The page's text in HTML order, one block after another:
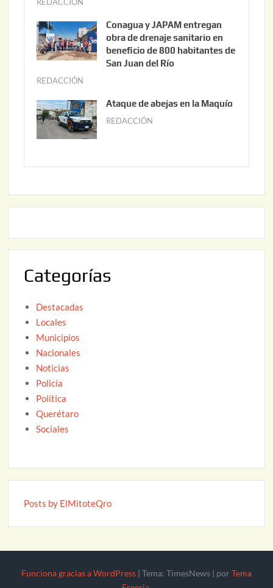
,
2
0
n
i
o
,
2
0
6
Conagua y JAPAM entregan
obra de drenaje sanitario en
beneficio de 800 habitantes de
San Juan del Río
REDACCIÓN
n
i
o
Ataque de abejas en la Maquío
REDACCIÓN
o
2
Categorías
Destacadas
Locales
Municipios
Nacionales
Noticias
Policía
Política
Querétaro
Sociales
Posts by ElMitoteQro
Funciona gracias a WordPress | Tema: TimesNews | por Tema